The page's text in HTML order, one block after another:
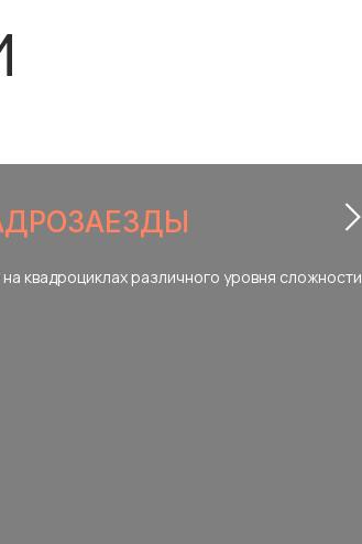
квадроциклах различного уровня сложности